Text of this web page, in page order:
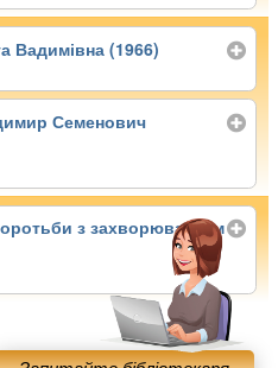
Вадимівна (1966)
Семенович
з захворюванням